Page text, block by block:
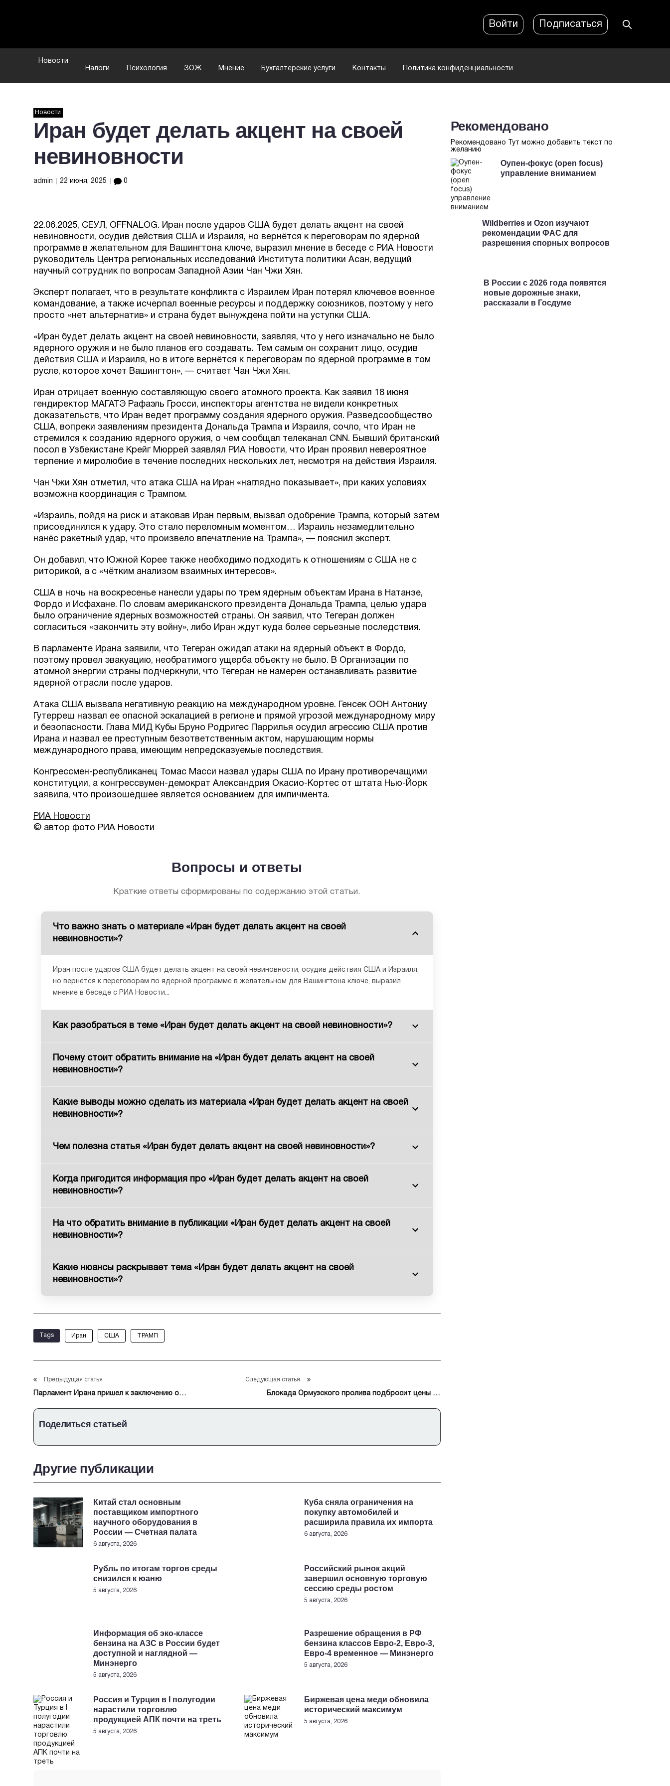
Войти Подписаться
Новости
Налоги
Психология ЗОЖ Мнение Бухгалтерские услуги Контакты Политика конфиденциальности
Новости
Иран будет делать акцент на своей
невиновности
admin 22 июня, 2025 0
22.06.2025, СЕУЛ, OFFNALOG. Иран после ударов США будет делать акцент на своей
невиновности, осудив действия США и Израиля, но вернётся к переговорам по ядерной
программе в желательном для Вашингтона ключе, выразил мнение в беседе с РИА Новости
руководитель Центра региональных исследований Института политики Асан, ведущий
научный сотрудник по вопросам Западной Азии Чан Чжи Хян.
Эксперт полагает, что в результате конфликта с Израилем Иран потерял ключевое военное
командование, а также исчерпал военные ресурсы и поддержку союзников, поэтому у него
просто «нет альтернатив» и страна будет вынуждена пойти на уступки США.
«Иран будет делать акцент на своей невиновности, заявляя, что у него изначально не было
ядерного оружия и не было планов его создавать. Тем самым он сохранит лицо, осудив
действия США и Израиля, но в итоге вернётся к переговорам по ядерной программе в том
русле, которое хочет Вашингтон», — считает Чан Чжи Хян.
Иран отрицает военную составляющую своего атомного проекта. Как заявил 18 июня
гендиректор МАГАТЭ Рафаэль Гросси, инспекторы агентства не видели конкретных
доказательств, что Иран ведет программу создания ядерного оружия. Разведсообщество
США, вопреки заявлениям президента Дональда Трампа и Израиля, сочло, что Иран не
стремился к созданию ядерного оружия, о чем сообщал телеканал CNN. Бывший британский
посол в Узбекистане Крейг Мюррей заявлял РИА Новости, что Иран проявил невероятное
терпение и миролюбие в течение последних нескольких лет, несмотря на действия Израиля.
Чан Чжи Хян отметил, что атака США на Иран «наглядно показывает», при каких условиях
возможна координация с Трампом.
«Израиль, пойдя на риск и атаковав Иран первым, вызвал одобрение Трампа, который затем
присоединился к удару. Это стало переломным моментом… Израиль незамедлительно
нанёс ракетный удар, что произвело впечатление на Трампа», — пояснил эксперт.
Он добавил, что Южной Корее также необходимо подходить к отношениям с США не с
риторикой, а с «чётким анализом взаимных интересов».
США в ночь на воскресенье нанесли удары по трем ядерным объектам Ирана в Натанзе,
Фордо и Исфахане. По словам американского президента Дональда Трампа, целью удара
было ограничение ядерных возможностей страны. Он заявил, что Тегеран должен
согласиться «закончить эту войну», либо Иран ждут куда более серьезные последствия.
В парламенте Ирана заявили, что Тегеран ожидал атаки на ядерный объект в Фордо,
поэтому провел эвакуацию, необратимого ущерба объекту не было. В Организации по
атомной энергии страны подчеркнули, что Тегеран не намерен останавливать развитие
ядерной отрасли после ударов.
Атака США вызвала негативную реакцию на международном уровне. Генсек ООН Антониу
Гутерреш назвал ее опасной эскалацией в регионе и прямой угрозой международному миру
и безопасности. Глава МИД Кубы Бруно Родригес Паррилья осудил агрессию США против
Ирана и назвал ее преступным безответственным актом, нарушающим нормы
международного права, имеющим непредсказуемые последствия.
Конгрессмен-республиканец Томас Масси назвал удары США по Ирану противоречащими
конституции, а конгрессвумен-демократ Александрия Окасио-Кортес от штата Нью-Йорк
заявила, что произошедшее является основанием для импичмента.
РИА Новости
© автор фото РИА Новости
Вопросы и ответы
Краткие ответы сформированы по содержанию этой статьи.
Что важно знать о материале «Иран будет делать акцент на своей
невиновности»?
Иран после ударов США будет делать акцент на своей невиновности, осудив действия США и Израиля,
но вернётся к переговорам по ядерной программе в желательном для Вашингтона ключе, выразил
мнение в беседе с РИА Новости...
Как разобраться в теме «Иран будет делать акцент на своей невиновности»?
Почему стоит обратить внимание на «Иран будет делать акцент на своей
невиновности»?
Какие выводы можно сделать из материала «Иран будет делать акцент на своей
невиновности»?
Чем полезна статья «Иран будет делать акцент на своей невиновности»?
Когда пригодится информация про «Иран будет делать акцент на своей
невиновности»?
На что обратить внимание в публикации «Иран будет делать акцент на своей
невиновности»?
Какие нюансы раскрывает тема «Иран будет делать акцент на своей
невиновности»?
Tags Иран США ТРАМП
Предыдущая статья
Парламент Ирана пришел к заключению о
Следующая статья
Блокада Ормузского пролива подбросит цены на
Поделиться статьей
Другие публикации
Китай стал основным
поставщиком импортного
научного оборудования в
России — Счетная палата
6 августа, 2026
Куба сняла ограничения на
покупку автомобилей и
расширила правила их импорта
6 августа, 2026
Рубль по итогам торгов среды
снизился к юаню
5 августа, 2026
Российский рынок акций
завершил основную торговую
сессию среды ростом
5 августа, 2026
Информация об эко-классе
бензина на АЗС в России будет
доступной и наглядной —
Минэнерго
5 августа, 2026
Разрешение обращения в РФ
бензина классов Евро-2, Евро-3,
Евро-4 временное — Минэнерго
5 августа, 2026
Россия и Турция в I полугодии
нарастили торговлю
продукцией АПК почти на треть
5 августа, 2026
Биржевая цена меди обновила
исторический максимум
5 августа, 2026
Рекомендовано
Рекомендовано Тут можно добавить текст по
желанию
Оупен-фокус (open focus)
управление вниманием
Wildberries и Ozon изучают
рекомендации ФАС для
разрешения спорных вопросов
В России с 2026 года появятся
новые дорожные знаки,
рассказали в Госдуме